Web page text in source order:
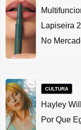
Lapiseira
No
CULTURA
Hayley
Por Que